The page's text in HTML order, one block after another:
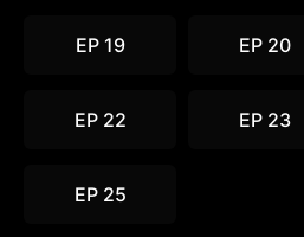
EP 19 EP 20
EP 22 EP 23
EP 25